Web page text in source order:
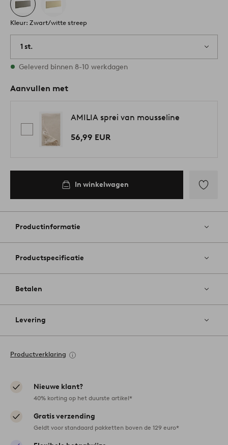
Kleur: Zwart/witte streep
1 st.
Op voorraad
Geleverd binnen 8-10 werkdagen
Aanvullen met
AMILIA sprei van mousseline
56,99 EUR
In winkelwagen
aan
Productinformatie
Productspecificatie
Betalen
Levering
Productverklaring
Nieuwe klant?
40% korting op het duurste artikel*
Gratis verzending
Geldt voor standaard pakketten boven de 129 euro*